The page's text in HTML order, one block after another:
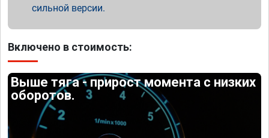
сильной версии.
Включено в стоимость:
Выше тяга - прирост момента с низких
оборотов.